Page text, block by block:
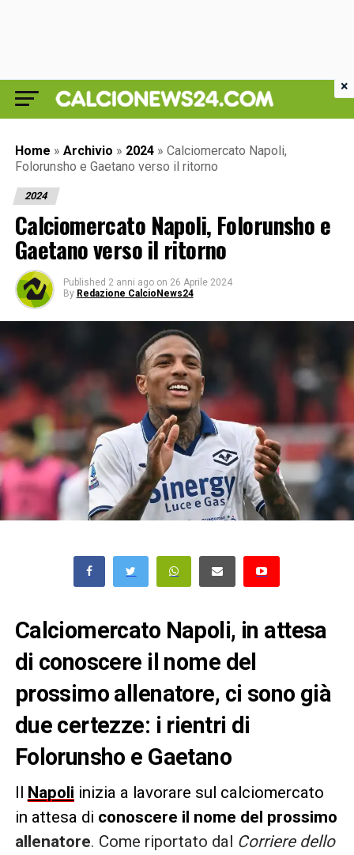
Home » Archivio » 2024 » Calciomercato Napoli,
Folorunsho e Gaetano verso il ritorno
2024
Calciomercato Napoli, Folorunsho e
Gaetano verso il ritorno
Published 2 anni ago on 26 Aprile 2024
By Redazione CalcioNews24
Calciomercato Napoli, in attesa
di conoscere il nome del
prossimo allenatore, ci sono già
due certezze: i rientri di
Folorunsho e Gaetano
Il Napoli inizia a lavorare sul calciomercato
in attesa di conoscere il nome del prossimo
allenatore. Come riportato dal Corriere dello
×